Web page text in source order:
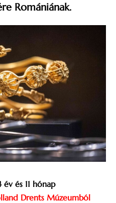
Romániának.
és 11 hónap
Drents Múzeumból